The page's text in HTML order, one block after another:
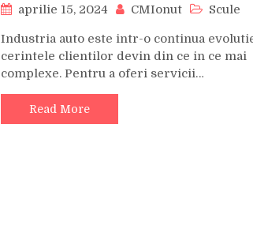
aprilie 15, 2024 CMIonut Scule
Industria auto este intr-o continua
cerintele clientilor devin din ce in ce mai
complexe. Pentru a oferi servicii…
Read More